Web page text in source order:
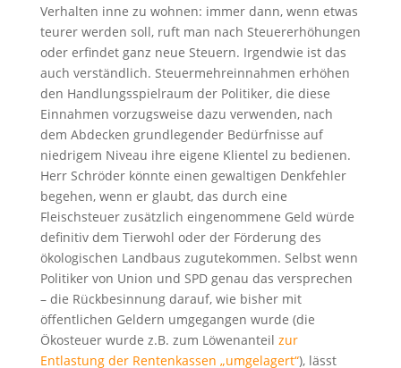
Verhalten inne zu wohnen: immer dann, wenn etwas
teurer werden soll, ruft man nach Steuererhöhungen
oder erfindet ganz neue Steuern. Irgendwie ist das
auch verständlich. Steuermehreinnahmen erhöhen
den Handlungsspielraum der Politiker, die diese
Einnahmen vorzugsweise dazu verwenden, nach
dem Abdecken grundlegender Bedürfnisse auf
niedrigem Niveau ihre eigene Klientel zu bedienen.
Herr Schröder könnte einen gewaltigen Denkfehler
begehen, wenn er glaubt, das durch eine
Fleischsteuer zusätzlich eingenommene Geld würde
definitiv dem Tierwohl oder der Förderung des
ökologischen Landbaus zugutekommen. Selbst wenn
Politiker von Union und SPD genau das versprechen
– die Rückbesinnung darauf, wie bisher mit
öffentlichen Geldern umgegangen wurde (die
Ökosteuer wurde z.B. zum Löwenanteil zur
Entlastung der Rentenkassen „umgelagert“), lässt